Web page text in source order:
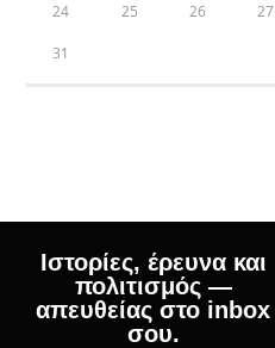
24 25 26 27
31
Ιστορίες, έρευνα και
πολιτισμός —
απευθείας στο inbox
σου.